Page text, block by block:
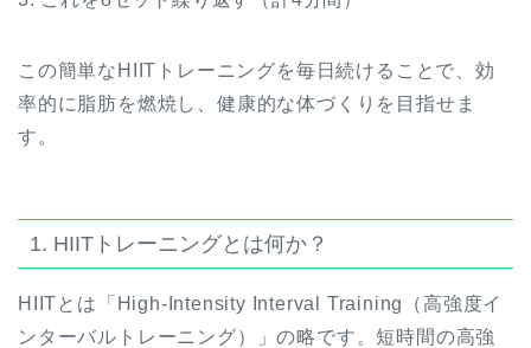
この簡単なHIITトレーニングを毎日続けることで、効
率的に脂肪を燃焼し、健康的な体づくりを目指せま
す。
1. HIITトレーニングとは何か？
HIITとは「High-Intensity Interval Training（高強度イ
ンターバルトレーニング）」の略です。短時間の高強